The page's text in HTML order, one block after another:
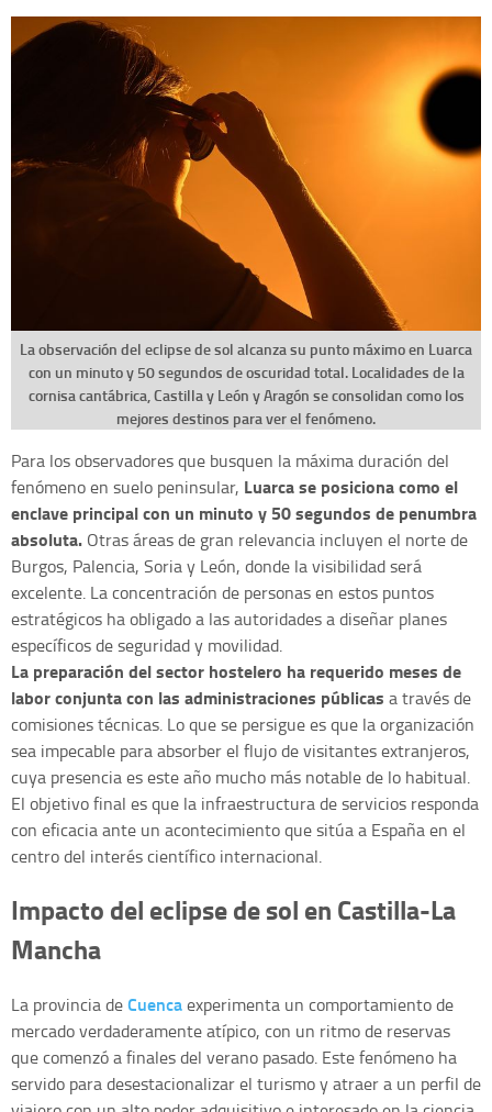
La observación del eclipse de sol alcanza su punto máximo en Luarca
con un minuto y 50 segundos de oscuridad total. Localidades de la
cornisa cantábrica, Castilla y León y Aragón se consolidan como los
mejores destinos para ver el fenómeno.
Para los observadores que busquen la máxima duración del
fenómeno en suelo peninsular, Luarca se posiciona como el
enclave principal con un minuto y 50 segundos de penumbra
absoluta. Otras áreas de gran relevancia incluyen el norte de
Burgos, Palencia, Soria y León, donde la visibilidad será
excelente. La concentración de personas en estos puntos
estratégicos ha obligado a las autoridades a diseñar planes
específicos de seguridad y movilidad.
La preparación del sector hostelero ha requerido meses de
labor conjunta con las administraciones públicas a través de
comisiones técnicas. Lo que se persigue es que la organización
sea impecable para absorber el flujo de visitantes extranjeros,
cuya presencia es este año mucho más notable de lo habitual.
El objetivo final es que la infraestructura de servicios responda
con eficacia ante un acontecimiento que sitúa a España en el
centro del interés científico internacional.
Impacto del eclipse de sol en Castilla-La
Mancha
La provincia deCuencaexperimenta un comportamiento de
mercado verdaderamente atípico, con un ritmo de reservas
que comenzó a finales del verano pasado. Este fenómeno ha
servido para desestacionalizar el turismo y atraer a un perfil de